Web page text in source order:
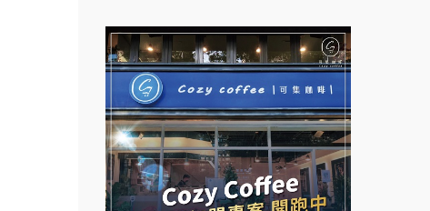
全家加盟說明會
台灣G湯加盟說明會
彭富貴加盟說明會
NU PASTA義大利麵加盟說明
會
潮鍋癮加盟說明會
拉亞漢堡加盟說明會
杜芳子古味茶鋪加盟說明會
優握握×酸奶大獅加盟說明會
冬城門加盟說明會